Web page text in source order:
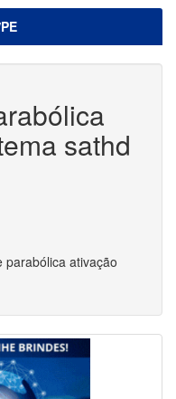
sathd
parabólica ativação